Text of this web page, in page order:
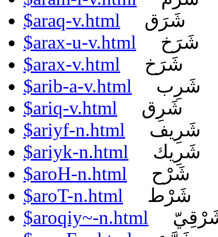
$araq-v.html
شَرَق
$arax-u-v.html
شَرَخ
$arax-v.html
شَرَخ
$arib-a-v.html
شَرِب
$ariq-v.html
شَرِق
$ariyf-n.html
شَرِيف
$ariyk-n.html
شَرِيك
$aroH-n.html
شَرْح
$aroT-n.html
شَرْط
$aroqiy~-n.html